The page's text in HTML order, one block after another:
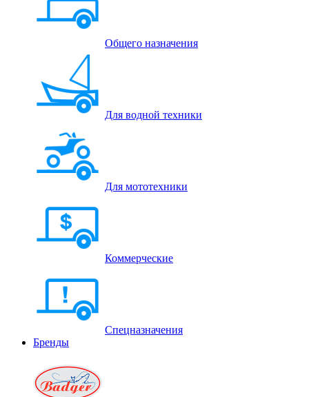
Общего назначения
Для водной техники
Для мототехники
Коммерческие
Спецназначения
Бренды